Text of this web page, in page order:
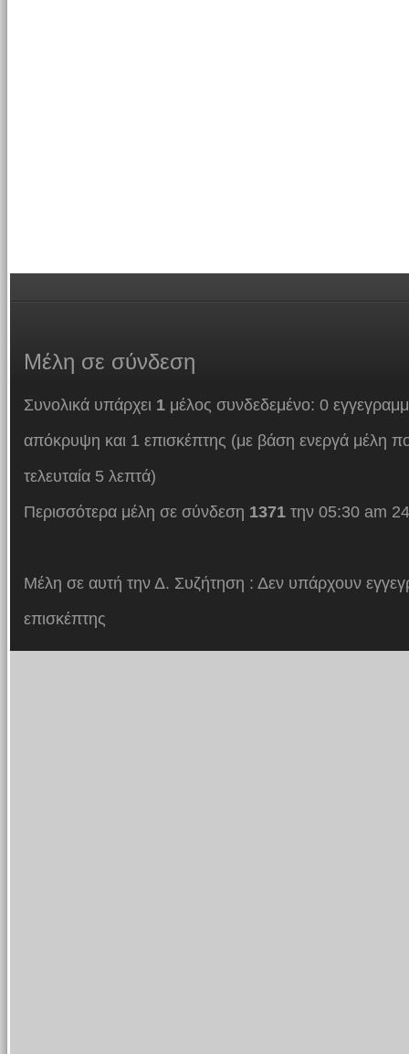
Μέλη σε σύνδεση
Συνολικά υπάρχει 1μέλος συνδεδεμένο: 0
απόκρυψη και 1 επισκέπτης (με βάση ενεργά μέλη
τελευταία 5 λεπτά)
Περισσότερα μέλη σε σύνδεση 1371την 05:30 am
Μέλη σε αυτή την Δ. Συζήτηση : Δεν υπάρχουν
επισκέπτης